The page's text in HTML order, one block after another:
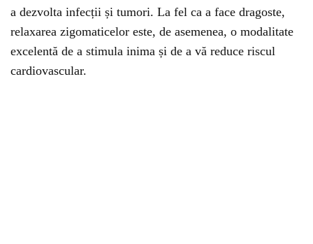
a dezvolta infecții și tumori. La fel ca a face dragoste,
relaxarea zigomaticelor este, de asemenea, o modalitate
excelentă de a stimula inima și de a vă reduce riscul
cardiovascular.